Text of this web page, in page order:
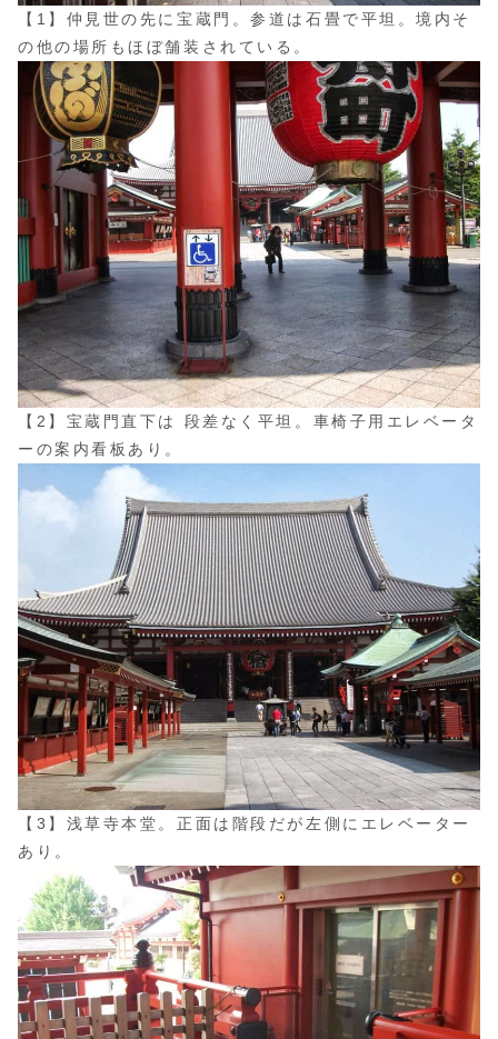
【1】仲見世の先に宝蔵門。参道は石畳で平坦。境内そ
の他の場所もほぼ舗装されている。
【2】宝蔵門直下は 段差なく平坦。車椅子用エレベータ
ーの案内看板あり。
【3】浅草寺本堂。正面は階段だが左側にエレベーター
あり。